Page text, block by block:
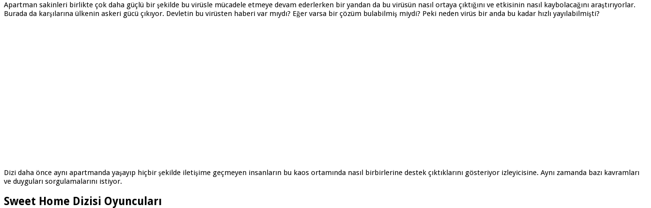
Apartman sakinleri birlikte çok daha güçlü bir şekilde bu virüsle mücadele etmeye devam ederlerken bir yandan da bu virüsün nasıl ortaya çıktığını ve etkisinin nasıl kaybolacağını araştırıyorlar.
Burada da karşılarına ülkenin askeri gücü çıkıyor. Devletin bu virüsten haberi var mıydı? Eğer varsa bir çözüm bulabilmiş miydi? Peki neden virüs bir anda bu kadar hızlı yayılabilmişti?
Dizi daha önce aynı apartmanda yaşayıp hiçbir şekilde iletişime geçmeyen insanların bu kaos ortamında nasıl birbirlerine destek çıktıklarını gösteriyor izleyicisine. Aynı zamanda bazı kavramları
ve duyguları sorgulamalarını istiyor.
Sweet Home Dizisi Oyuncuları